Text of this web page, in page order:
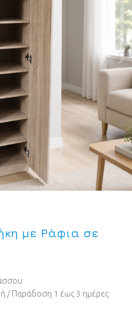
με Ράφια σε
/ Παράδoση 1 έως 3 ημέρες